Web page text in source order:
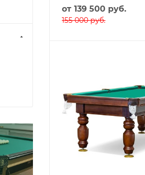
от 139 500 руб.
155 000 руб.